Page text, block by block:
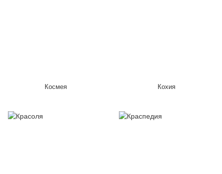
Космея Кохия